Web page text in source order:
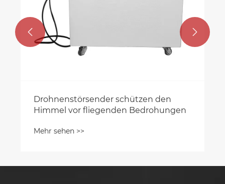
Drohnenstörsender schützen den
Himmel vor fliegenden Bedrohungen
Mehr sehen >>
 